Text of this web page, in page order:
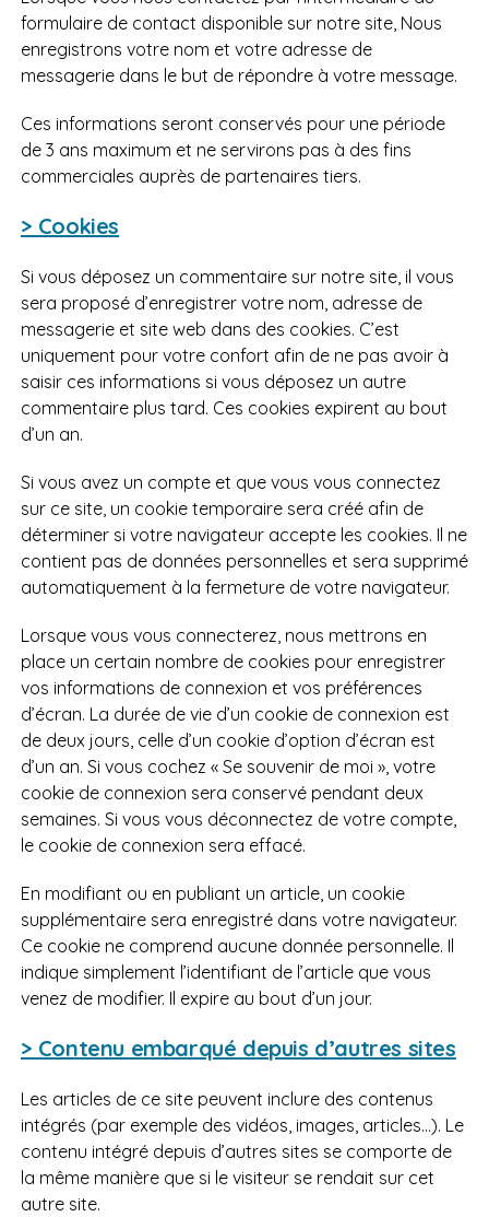
formulaire de contact disponible sur notre site, Nous
enregistrons votre nom et votre adresse de
messagerie dans le but de répondre à votre message.
Ces informations seront conservés pour une période
de 3 ans maximum et ne servirons pas à des fins
commerciales auprès de partenaires tiers.
> Cookies
Si vous déposez un commentaire sur notre site, il vous
sera proposé d’enregistrer votre nom, adresse de
messagerie et site web dans des cookies. C’est
uniquement pour votre confort afin de ne pas avoir à
saisir ces informations si vous déposez un autre
commentaire plus tard. Ces cookies expirent au bout
d’un an.
Si vous avez un compte et que vous vous connectez
sur ce site, un cookie temporaire sera créé afin de
déterminer si votre navigateur accepte les cookies. Il ne
contient pas de données personnelles et sera supprimé
automatiquement à la fermeture de votre navigateur.
Lorsque vous vous connecterez, nous mettrons en
place un certain nombre de cookies pour enregistrer
vos informations de connexion et vos préférences
d’écran. La durée de vie d’un cookie de connexion est
de deux jours, celle d’un cookie d’option d’écran est
d’un an. Si vous cochez « Se souvenir de moi », votre
cookie de connexion sera conservé pendant deux
semaines. Si vous vous déconnectez de votre compte,
le cookie de connexion sera effacé.
En modifiant ou en publiant un article, un cookie
supplémentaire sera enregistré dans votre navigateur.
Ce cookie ne comprend aucune donnée personnelle. Il
indique simplement l’identifiant de l’article que vous
venez de modifier. Il expire au bout d’un jour.
> Contenu embarqué depuis d’autres sites
Les articles de ce site peuvent inclure des contenus
intégrés (par exemple des vidéos, images, articles…). Le
contenu intégré depuis d’autres sites se comporte de
la même manière que si le visiteur se rendait sur cet
autre site.